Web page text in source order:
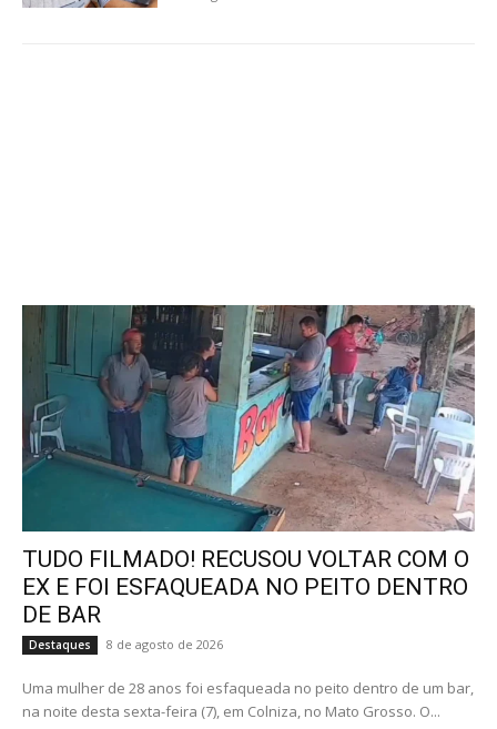
TUDO FILMADO! RECUSOU VOLTAR COM O
EX E FOI ESFAQUEADA NO PEITO DENTRO
DE BAR
Destaques 8 de agosto de 2026
Uma mulher de 28 anos foi esfaqueada no peito dentro de um bar,
na noite desta sexta-feira (7), em Colniza, no Mato Grosso. O...